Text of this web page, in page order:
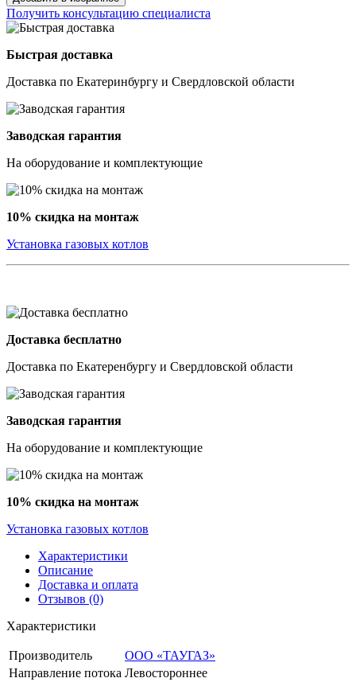
Получить консультацию специалиста
Быстрая доставка
Доставка по Екатеринбургу и Свердловской области
Заводская гарантия
На оборудование и комплектующие
10% скидка на монтаж
Установка газовых котлов
Доставка бесплатно
Доставка по Екатеренбургу и Свердловской области
Заводская гарантия
На оборудование и комплектующие
10% скидка на монтаж
Установка газовых котлов
Характеристики
Описание
Доставка и оплата
Отзывов (0)
Характеристики
Производитель
ООО «ТАУГАЗ»
Направление потока Левостороннее